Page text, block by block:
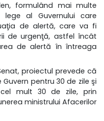
formulând mai multe
al Guvernului care
de alertă, care va fi
de urgenţă, astfel încât
de alertă în întreaga
proiectul prevede că
pentru 30 de zile şi
mult 30 de zile, prin
ministrului Afacerilor